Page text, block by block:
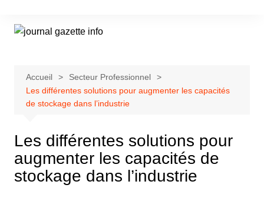
contenu
Accueil
Secteur Professionnel
Les différentes solutions pour augmenter les capacités
de stockage dans l’industrie
Les différentes solutions pour
augmenter les capacités de
stockage dans l’industrie